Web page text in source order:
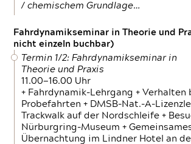
/ chemischem Grundlage…
Fahrdynamikseminar in Theorie und
nicht einzeln buchbar)
Termin 1/2: Fahrdynamikseminar in
Theorie und Praxis
11.00—16.00 Uhr
+ Fahrdynamik-Lehrgang + Verhalten
Probefahrten + DMSB-Nat.-A-
Trackwalk auf der Nordschleife +
Nürburgring-Museum +
Übernachtung im Lindner Hotel an